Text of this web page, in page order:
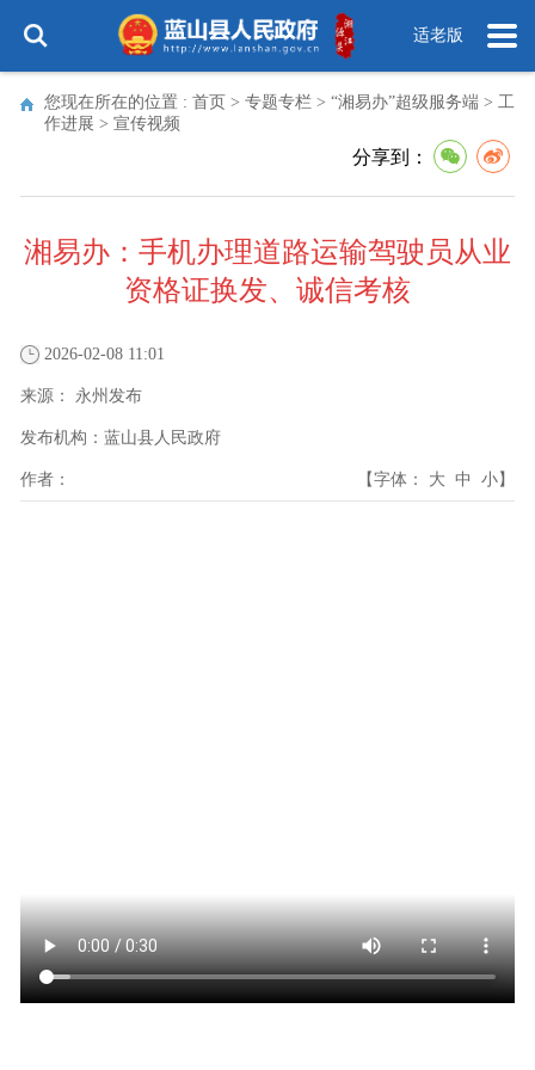
适老版
您现在所在的位置 : 首页 > 专题专栏 > “湘易办”超级服务端 > 工
作进展 > 宣传视频
分享到：
湘易办：手机办理道路运输驾驶员从业
资格证换发、诚信考核
2026-02-08 11:01
来源： 永州发布
发布机构： 蓝山县人民政府
作者： 【字体： 大 中 小】